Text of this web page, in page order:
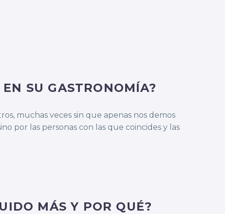
SU GASTRONOMÍA?
muchas veces sin que apenas nos demos
por las personas con las que coincides y las
MÁS Y POR QUÉ?